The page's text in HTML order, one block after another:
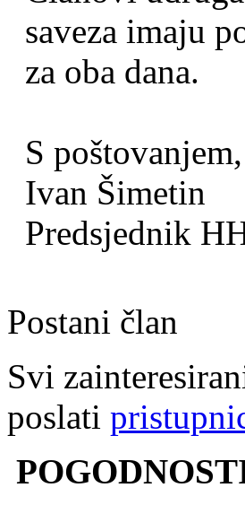
saveza imaju
za oba dana.
S poštovanjem,
Ivan Šimetin
Predsjednik
Postani član
Svi
poslati